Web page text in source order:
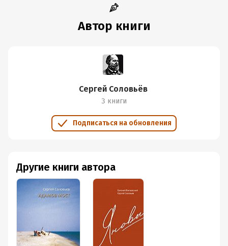
Автор книги
Сергей Соловьёв
3 книги
Подписаться на обновления
Другие книги автора